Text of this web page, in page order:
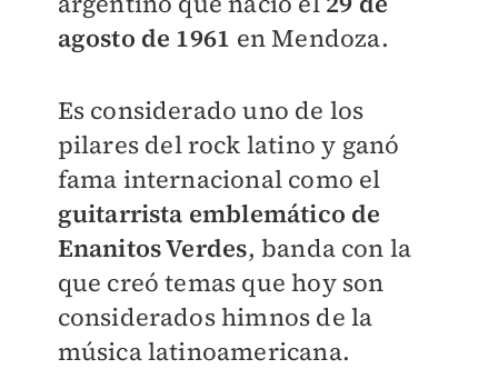
agosto de 1961 en Mendoza.
Es considerado uno de los
pilares del rock latino y ganó
fama internacional como el
guitarrista emblemático de
Enanitos Verdes, banda con la
que creó temas que hoy son
considerados himnos de la
música latinoamericana.